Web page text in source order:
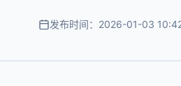
发布时间：2026-01-03